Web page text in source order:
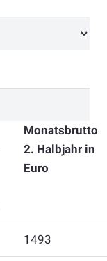
Monatsbrutto
2. Halbjahr in
Euro
1493